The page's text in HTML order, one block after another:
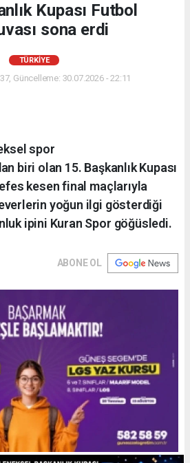
Kupası Futbol
sona erdi
TÜRKIYE
Güncelleme: 30.07.2026 - 22:11
spor
biri olan 15. Başkanlık Kupası
kesen final maçlarıyla
yoğun ilgi gösterdiği
ipini Kuran Spor göğüsledi.
ABONE OL